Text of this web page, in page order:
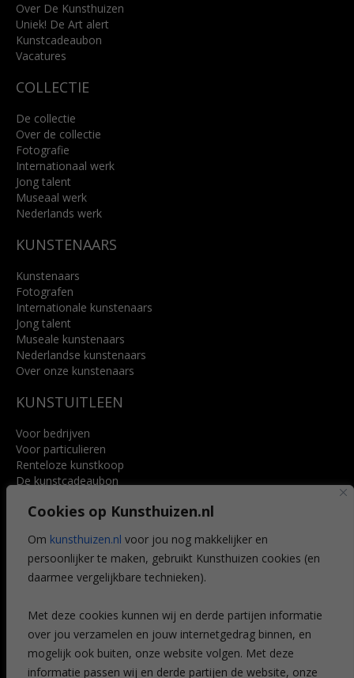
Cookies op Kunsthuizen.nl
Om kunsthuizen.nl voor jou nog makkelijker en
persoonlijker te maken, gebruikt Kunsthuizen cookies (en
daarmee vergelijkbare technieken).
Met deze cookies kunnen wij en derde partijen informatie
over jou verzamelen en jouw internetgedrag binnen, en
mogelijk ook buiten, onze website volgen. Met deze
informatie passen wij en derde partijen de website, onze
info@kunsthuisbreda.nl
Lees meer
Over De Kunsthuizen
Uniek! De Art alert
Kunstcadeaubon
Vacatures
COLLECTIE
De collectie
Over de collectie
Fotografie
Internationaal werk
Jong talent
Museaal werk
Nederlands werk
KUNSTENAARS
Kunstenaars
Fotografen
Internationale kunstenaars
Jong talent
Museale kunstenaars
Nederlandse kunstenaars
Over onze kunstenaars
KUNSTUITLEEN
Voor bedrijven
Voor particulieren
Renteloze kunstkoop
De kunstcadeaubon
Voordelen
Veelgestelde vragen
CONTACT
Leiden
Amsterdam
Breda
Favorieten